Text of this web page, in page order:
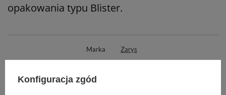
opakowania typu Blister.
Marka Zarys
Rodzaj
Konfiguracja zgód